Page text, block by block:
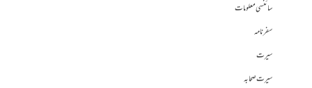
سائنسی معلومات
سفرنامہ
سیرت
سیرت صحابہ